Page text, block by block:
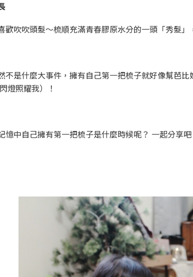
歡吹吹頭髮～梳順充滿青春膠原水分的一頭「秀髮」
不是什麼大事件，擁有自己第一把梳子就好像幫芭
燈照耀我）！
憶中自己擁有第一把梳子是什麼時候呢？ 一起分享吧